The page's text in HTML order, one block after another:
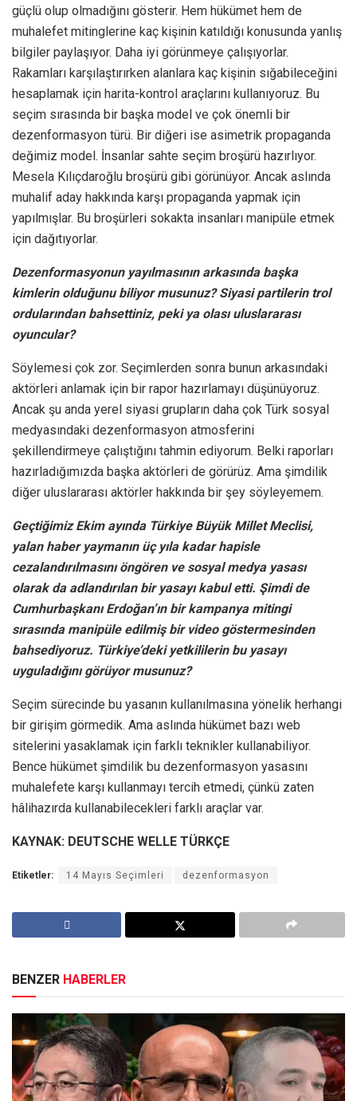
güçlü olup olmadığını gösterir. Hem hükümet hem de
muhalefet mitinglerine kaç kişinin katıldığı konusunda yanlış
bilgiler paylaşıyor. Daha iyi görünmeye çalışıyorlar.
Rakamları karşılaştırırken alanlara kaç kişinin sığabileceğini
hesaplamak için harita-kontrol araçlarını kullanıyoruz. Bu
seçim sırasında bir başka model ve çok önemli bir
dezenformasyon türü. Bir diğeri ise asimetrik propaganda
değimiz model. İnsanlar sahte seçim broşürü hazırlıyor.
Mesela Kılıçdaroğlu broşürü gibi görünüyor. Ancak aslında
muhalif aday hakkında karşı propaganda yapmak için
yapılmışlar. Bu broşürleri sokakta insanları manipüle etmek
için dağıtıyorlar.
Dezenformasyonun yayılmasının arkasında başka
kimlerin olduğunu biliyor musunuz? Siyasi partilerin trol
ordularından bahsettiniz, peki ya olası uluslararası
oyuncular?
Söylemesi çok zor. Seçimlerden sonra bunun arkasındaki
aktörleri anlamak için bir rapor hazırlamayı düşünüyoruz.
Ancak şu anda yerel siyasi grupların daha çok Türk sosyal
medyasındaki dezenformasyon atmosferini
şekillendirmeye çalıştığını tahmin ediyorum. Belki raporları
hazırladığımızda başka aktörleri de görürüz. Ama şimdilik
diğer uluslararası aktörler hakkında bir şey söyleyemem.
Geçtiğimiz Ekim ayında Türkiye Büyük Millet Meclisi,
yalan haber yaymanın üç yıla kadar hapisle
cezalandırılmasını öngören ve sosyal medya yasası
olarak da adlandırılan bir yasayı kabul etti. Şimdi de
Cumhurbaşkanı Erdoğan’ın bir kampanya mitingi
sırasında manipüle edilmiş bir video göstermesinden
bahsediyoruz. Türkiye’deki yetkililerin bu yasayı
uyguladığını görüyor musunuz?
Seçim sürecinde bu yasanın kullanılmasına yönelik herhangi
bir girişim görmedik. Ama aslında hükümet bazı web
sitelerini yasaklamak için farklı teknikler kullanabiliyor.
Bence hükümet şimdilik bu dezenformasyon yasasını
muhalefete karşı kullanmayı tercih etmedi, çünkü zaten
hâlihazırda kullanabilecekleri farklı araçlar var.
KAYNAK: DEUTSCHE WELLE TÜRKÇE
Etiketler: 14 Mayıs Seçimleri dezenformasyon
BENZER HABERLER